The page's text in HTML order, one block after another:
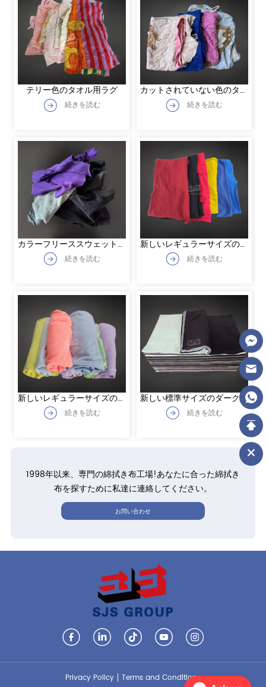
テリー色のタオル用ラグ
続きを読む
カットされていない色のタオ
ルラグ
続きを読む
カラーフリーススウェットシ
ャツラグ
続きを読む
新しいレギュラーサイズの暗
い色の工業用ラグ
続きを読む
新しいレギュラーサイズの明
るい色の工業用ラグ
続きを読む
新しい標準サイズのダークカ
ラーのコットンラグ
続きを読む
1998年以来、専門の綿拭き布工場!あなたに合った綿拭き
布を探すために私達に連絡してください。
お問い合わせ
Privacy Policy
Terms and Conditions